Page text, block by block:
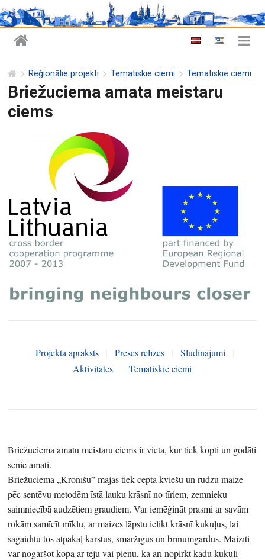
Reģionālie projekti Tematiskie ciemi Tematiskie ciemi
Briežuciema amata meistaru
ciems
Projekta apraksts Preses relīzes Sludinājumi
Aktivitātes
Tematiskie ciemi
Briežuciema amatu meistaru ciems ir vieta, kur tiek kopti un godāti
senie amati.
Briežuciema „Kronīšu” mājās tiek cepta kviešu un rudzu maize
pēc sentēvu metodēm īstā lauku krāsnī no tīriem, zemnieku
saimniecībā audzētiem graudiem. Var iemēģināt prasmi ar savām
rokām samīcīt mīklu, ar maizes lāpstu ielikt krāsnī kukuļus, lai
sagaidītu tos atpakaļ karstus, smaržīgus un brīnumgardus. Maizīti
var nogaršot kopā ar tēju vai pienu, kā arī nopirkt kādu kukuli